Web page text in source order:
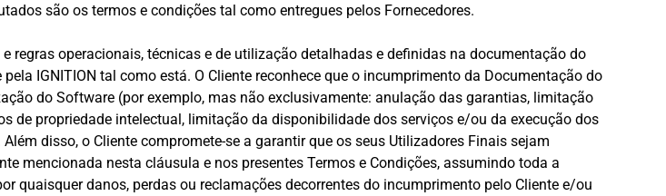
são os termos e condições tal como entregues pelos Fornecedores.
regras operacionais, técnicas e de utilização detalhadas e definidas na documentação do
IGNITION tal como está. O Cliente reconhece que o incumprimento da Documentação do
do Software (por exemplo, mas não exclusivamente: anulação das garantias, limitação
de propriedade intelectual, limitação da disponibilidade dos serviços e/ou da execução dos
disso, o Cliente compromete-se a garantir que os seus Utilizadores Finais sejam
mencionada nesta cláusula e nos presentes Termos e Condições, assumindo toda a
quaisquer danos, perdas ou reclamações decorrentes do incumprimento pelo Cliente e/ou